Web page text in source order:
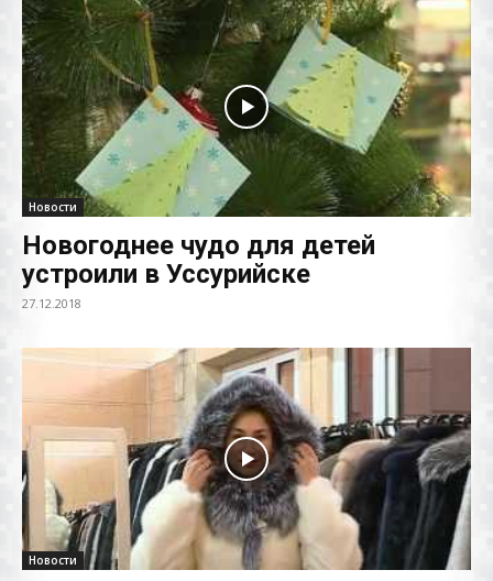
Новости
Новогоднее чудо для детей
устроили в Уссурийске
27.12.2018
Новости